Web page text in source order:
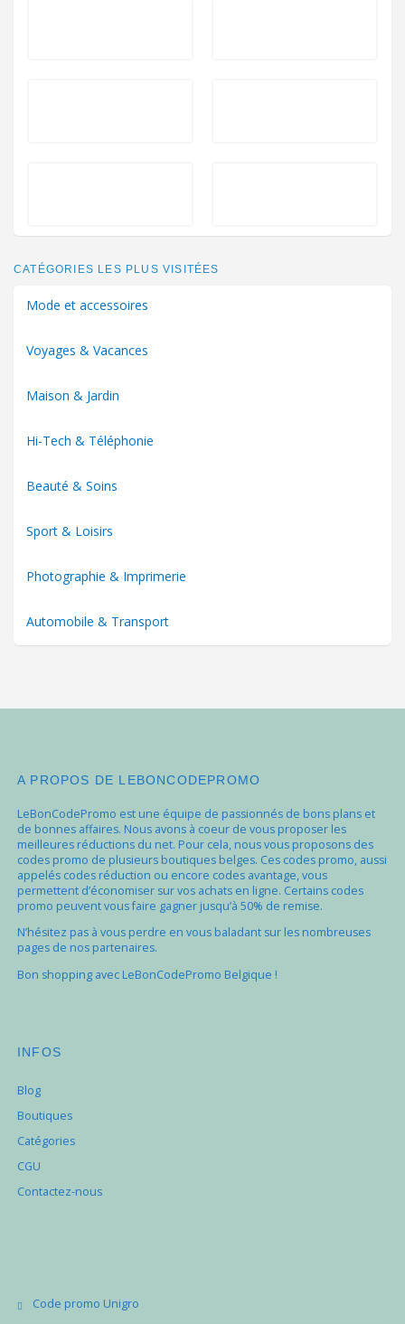
CATÉGORIES LES PLUS VISITÉES
Mode et accessoires
Voyages & Vacances
Maison & Jardin
Hi-Tech & Téléphonie
Beauté & Soins
Sport & Loisirs
Photographie & Imprimerie
Automobile & Transport
A PROPOS DE LEBONCODEPROMO
LeBonCodePromo est une équipe de passionnés de bons plans et
de bonnes affaires. Nous avons à coeur de vous proposer les
meilleures réductions du net. Pour cela, nous vous proposons des
codes promo de plusieurs boutiques belges. Ces codes promo, aussi
appelés codes réduction ou encore codes avantage, vous
permettent d’économiser sur vos achats en ligne. Certains codes
promo peuvent vous faire gagner jusqu’à 50% de remise.
N’hésitez pas à vous perdre en vous baladant sur les nombreuses
pages de nos partenaires.
Bon shopping avec LeBonCodePromo Belgique !
INFOS
Blog
Boutiques
Catégories
CGU
Contactez-nous
Code promo Unigro